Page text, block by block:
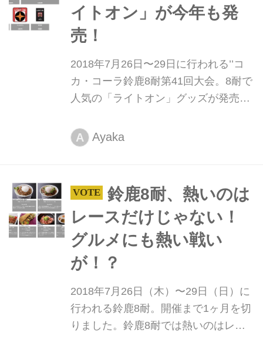
イトオン」が今年も発
売！
2018年7月26日〜29日に行われる’’コ
カ・コーラ鈴鹿8耐第41回大会。8耐で
人気の「ライトオン」グッズが発売さ
A Ayaka
鈴鹿8耐、熱いのは
レースだけじゃない！
グルメにも熱い戦い
が！？
2018年7月26日（木）〜29日（日）に
行われる鈴鹿8耐。開催まで1ヶ月を切
りました。鈴鹿8耐では熱いのはレー